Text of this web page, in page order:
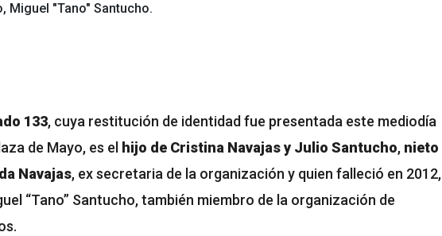
Miguel "Tano" Santucho.
133, cuya restitución de identidad fue presentada este mediodía
de Mayo, es el
hijo de Cristina Navajas y Julio Santucho, nieto
Navajas, ex secretaria de la organización y quien falleció en 2012,
“Tano” Santucho, también miembro de la organización de